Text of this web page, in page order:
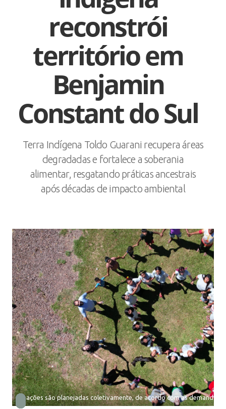
reconstrói
território em
Benjamin
Constant do Sul
Terra Indígena Toldo Guarani recupera áreas
degradadas e fortalece a soberania
alimentar, resgatando práticas ancestrais
após décadas de impacto ambiental
As ações são planejadas coletivamente, de acordo com as demandas